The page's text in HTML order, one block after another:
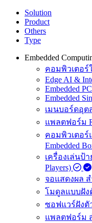
Solution
Product
Others
Type
Embedded
คอมพิวเตอร์
Edge AI &
Embedded
Embedded
เมนบอร์ดอุต
แพลตฟอร์ม
คอมพิวเตอร์
Embedded
เครื่องเล่นป้
Players)
จอแสดงผล
โมดูลแบบฝัง
ซอฟแวร์ฝังตั
แพลตฟอร์ม